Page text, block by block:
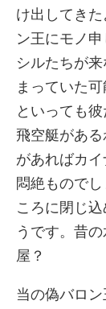
け出してき
ン王にモノ
シルたちが
まっていた
といっても
飛空艇があ
があればカ
悶絶もので
ころに閉じ
うです。昔
屋？
当の偽バロ